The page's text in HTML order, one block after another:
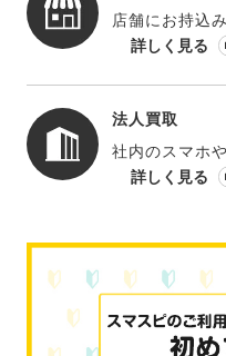
店舗にお持込
詳しく見る
法人買取
社内のスマホ
詳しく見る